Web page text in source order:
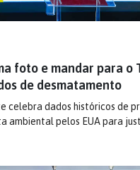
foto e mandar para o
de desmatamento
celebra dados históricos de
ambiental pelos EUA para